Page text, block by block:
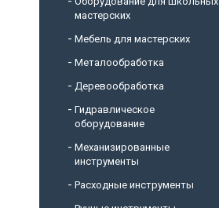
мастерских
Мебель для мастерских
Металообработка
Деревообработка
Гидравлическое
оборудование
Механизированные
инструменты
Расходные инструменты